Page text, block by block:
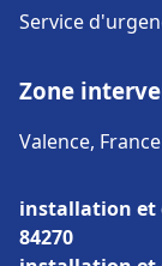
Service
Zone
Valence, France
installation et
84270